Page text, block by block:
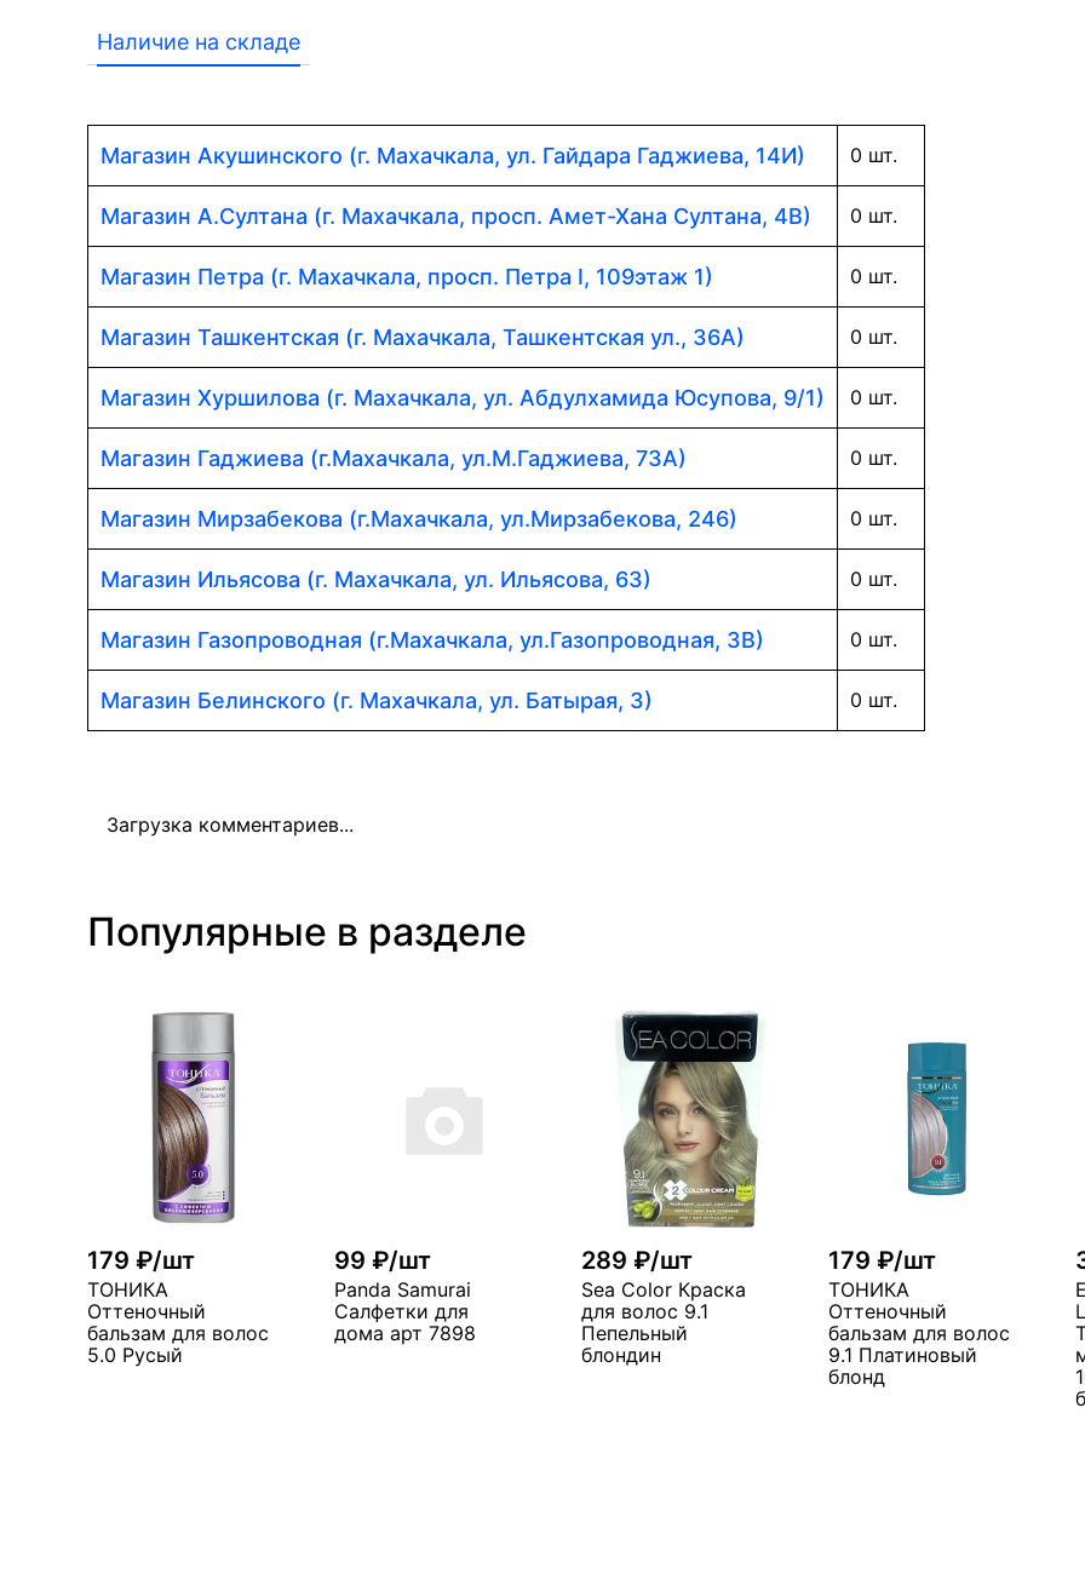
Наличие на складе
Магазин Акушинского (г. Махачкала, ул. Гайдара Гаджиева, 14И) 0 шт.
Магазин А.Султана (г. Махачкала, просп. Амет-Хана Султана, 4В) 0 шт.
Магазин Петра (г. Махачкала, просп. Петра I, 109этаж 1) 0 шт.
Магазин Ташкентская (г. Махачкала, Ташкентская ул., 36А) 0 шт.
Магазин Хуршилова (г. Махачкала, ул. Абдулхамида Юсупова, 9/1) 0 шт.
Магазин Гаджиева (г.Махачкала, ул.М.Гаджиева, 73А) 0 шт.
Магазин Мирзабекова (г.Махачкала, ул.Мирзабекова, 246) 0 шт.
Магазин Ильясова (г. Махачкала, ул. Ильясова, 63) 0 шт.
Магазин Газопроводная (г.Махачкала, ул.Газопроводная, 3В) 0 шт.
Магазин Белинского (г. Махачкала, ул. Батырая, 3) 0 шт.
Загрузка комментариев...
Популярные в разделе
179 ₽/шт
ТОНИКА
Оттеночный
бальзам для волос
5.0 Русый
99 ₽/шт
Panda Samurai
Салфетки для
дома арт 7898
289 ₽/шт
Sea Color Краска
для волос 9.1
Пепельный
блондин
179 ₽/шт
ТОНИКА
Оттеночный
бальзам для волос
9.1 Платиновый
блонд